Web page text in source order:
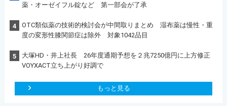
薬・オーゼイフル錠など 第一部会が了承
4
OTC類似薬の技術的検討会が中間取りまとめ 湿布薬は慢性・重
度の変形性膝関節症は除外 対象1042品目
5
大塚HD・井上社長 26年度通期予想を２兆7250億円に上方修正
VOYXACT立ち上がり好調で
もっと見る